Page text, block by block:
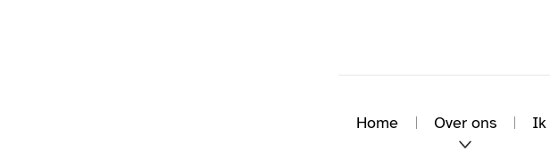
Home Over ons Ik